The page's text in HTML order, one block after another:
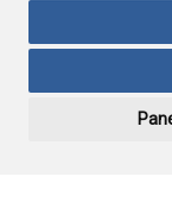
Si acepta
consideramos
ninguna acción,